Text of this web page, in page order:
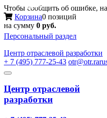
Чтобы сообщить об ошибке,
Корзина0 позиций
на сумму 0 руб.
Персональный раздел
Центр отраслевой разработки
+ 7 (495) 777-25-43
Toggle
Меню
Центр отраслевой
разработки